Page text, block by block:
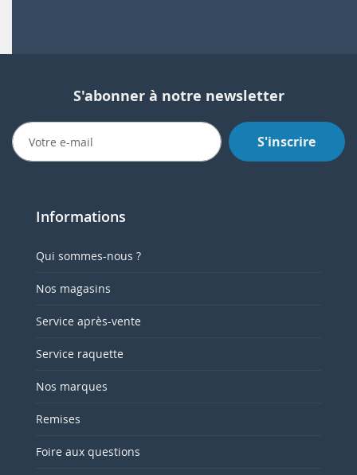
S'abonner à notre newsletter
S'inscrire
Informations
Qui sommes-nous ?
Nos magasins
Service après-vente
Service raquette
Nos marques
Remises
Foire aux questions